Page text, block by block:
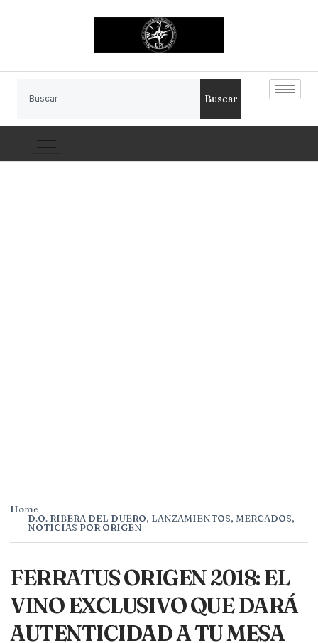
Buscar
Home
D.O. RIBERA DEL DUERO, LANZAMIENTOS, MERCADOS,
NOTICIAS POR ORIGEN
FERRATUS ORIGEN 2018: EL
VINO EXCLUSIVO QUE DARÁ
AUTENTICIDAD A TU MESA